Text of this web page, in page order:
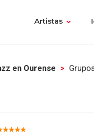
Artistas
en Ourense